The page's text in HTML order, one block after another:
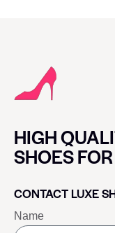
HIGH
SHOES
CONTACT LUXE
Name